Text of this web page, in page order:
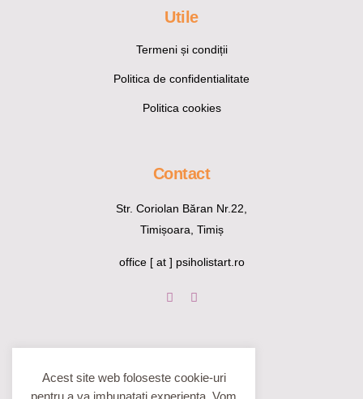
Utile
Termeni și condiții
Politica de confidentialitate
Politica cookies
Contact
Str. Coriolan Băran Nr.22,
Timișoara, Timiș
office [ at ] psiholistart.ro
Acest site web foloseste cookie-uri
pentru a va imbunatati experienta. Vom